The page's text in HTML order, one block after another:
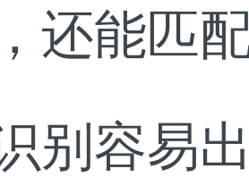
还能匹
别容易